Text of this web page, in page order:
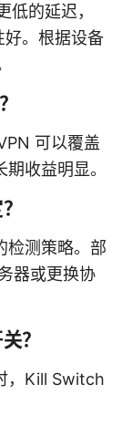
的延迟，
。根据设备
可以覆盖
收益明显。
检测策略。部
器或更换协
？
，Kill Switch